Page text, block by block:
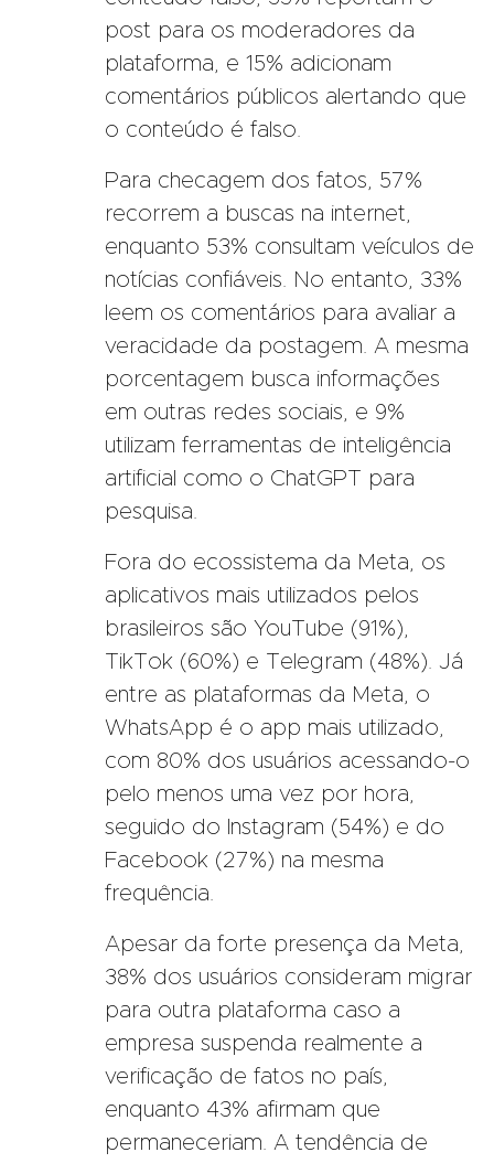
post para os moderadores da
plataforma, e 15% adicionam
comentários públicos alertando que
o conteúdo é falso.
Para checagem dos fatos, 57%
recorrem a buscas na internet,
enquanto 53% consultam veículos de
notícias confiáveis. No entanto, 33%
leem os comentários para avaliar a
veracidade da postagem. A mesma
porcentagem busca informações
em outras redes sociais, e 9%
utilizam ferramentas de inteligência
artificial como o ChatGPT para
pesquisa.
Fora do ecossistema da Meta, os
aplicativos mais utilizados pelos
brasileiros são YouTube (91%),
TikTok (60%) e Telegram (48%). Já
entre as plataformas da Meta, o
WhatsApp é o app mais utilizado,
com 80% dos usuários acessando-o
pelo menos uma vez por hora,
seguido do Instagram (54%) e do
Facebook (27%) na mesma
frequência.
Apesar da forte presença da Meta,
38% dos usuários consideram migrar
para outra plataforma caso a
empresa suspenda realmente a
verificação de fatos no país,
enquanto 43% afirmam que
permaneceriam. A tendência de